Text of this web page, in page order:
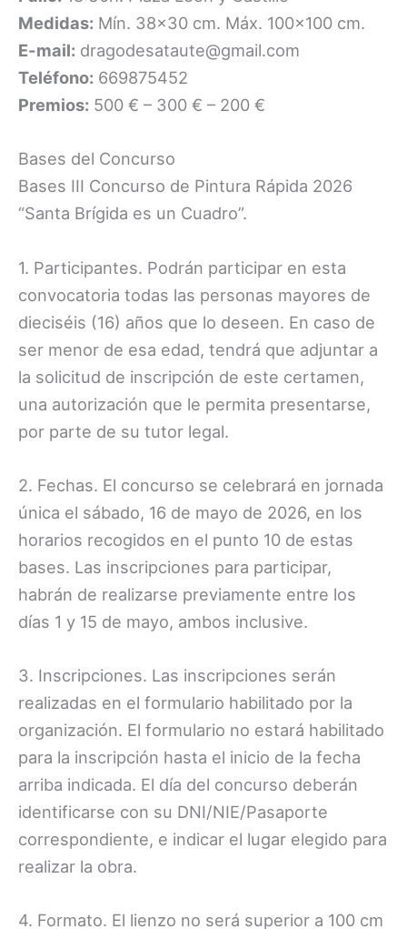
Medidas: Mín. 38×30 cm. Máx. 100×100 cm.
E-mail: dragodesataute@gmail.com
Teléfono: 669875452
Premios: 500 € – 300 € – 200 €
Bases del Concurso
Bases III Concurso de Pintura Rápida 2026
“Santa Brígida es un Cuadro”.
1. Participantes. Podrán participar en esta
convocatoria todas las personas mayores de
dieciséis (16) años que lo deseen. En caso de
ser menor de esa edad, tendrá que adjuntar a
la solicitud de inscripción de este certamen,
una autorización que le permita presentarse,
por parte de su tutor legal.
2. Fechas. El concurso se celebrará en jornada
única el sábado, 16 de mayo de 2026, en los
horarios recogidos en el punto 10 de estas
bases. Las inscripciones para participar,
habrán de realizarse previamente entre los
días 1 y 15 de mayo, ambos inclusive.
3. Inscripciones. Las inscripciones serán
realizadas en el formulario habilitado por la
organización. El formulario no estará habilitado
para la inscripción hasta el inicio de la fecha
arriba indicada. El día del concurso deberán
identificarse con su DNI/NIE/Pasaporte
correspondiente, e indicar el lugar elegido para
realizar la obra.
4. Formato. El lienzo no será superior a 100 cm